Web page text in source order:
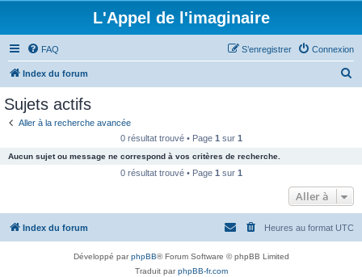
L'Appel de l'imaginaire
FAQ Connexion
S’enregistrer
Index du forum
c
e
Sujets actifs
Aller à la recherche avancée
0 résultat trouvé • Page 1 sur 1
Aucun sujet ou message ne correspond à vos critères de recherche.
0 résultat trouvé • Page 1 sur 1
Aller à
Index du forum Heures au format UTC
Développé parphpBB® Forum Software © phpBB Limited
Traduit parphpBB-fr.com